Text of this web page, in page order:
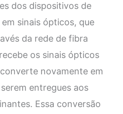
dos dispositivos de
sinais ópticos, que
da rede de fibra
os sinais ópticos
novamente em
entregues aos
Essa conversão